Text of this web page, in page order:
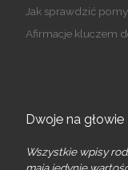
Jak sprawdzić
Afirmacje kluczem
Dwoje na głowie
Wszystkie wpisy